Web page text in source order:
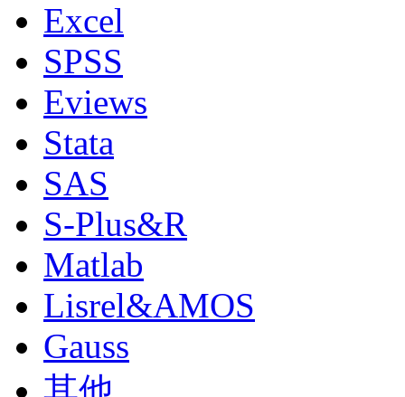
Excel
SPSS
Eviews
Stata
SAS
S-Plus&R
Matlab
Lisrel&AMOS
Gauss